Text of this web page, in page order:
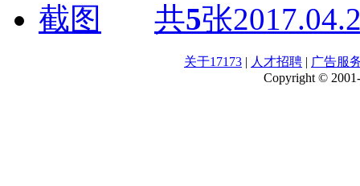
共5张
关于17173 | 人才招聘 | 广告服
Copyright ©